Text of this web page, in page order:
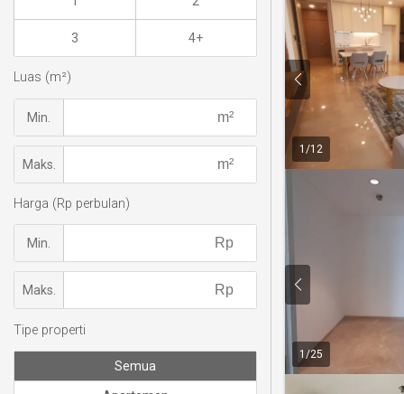
1 /12
1 /25
3 4+
Luas (m²)
Min.
Maks.
Harga (Rp perbulan)
Min.
Maks.
Tipe properti
Semua